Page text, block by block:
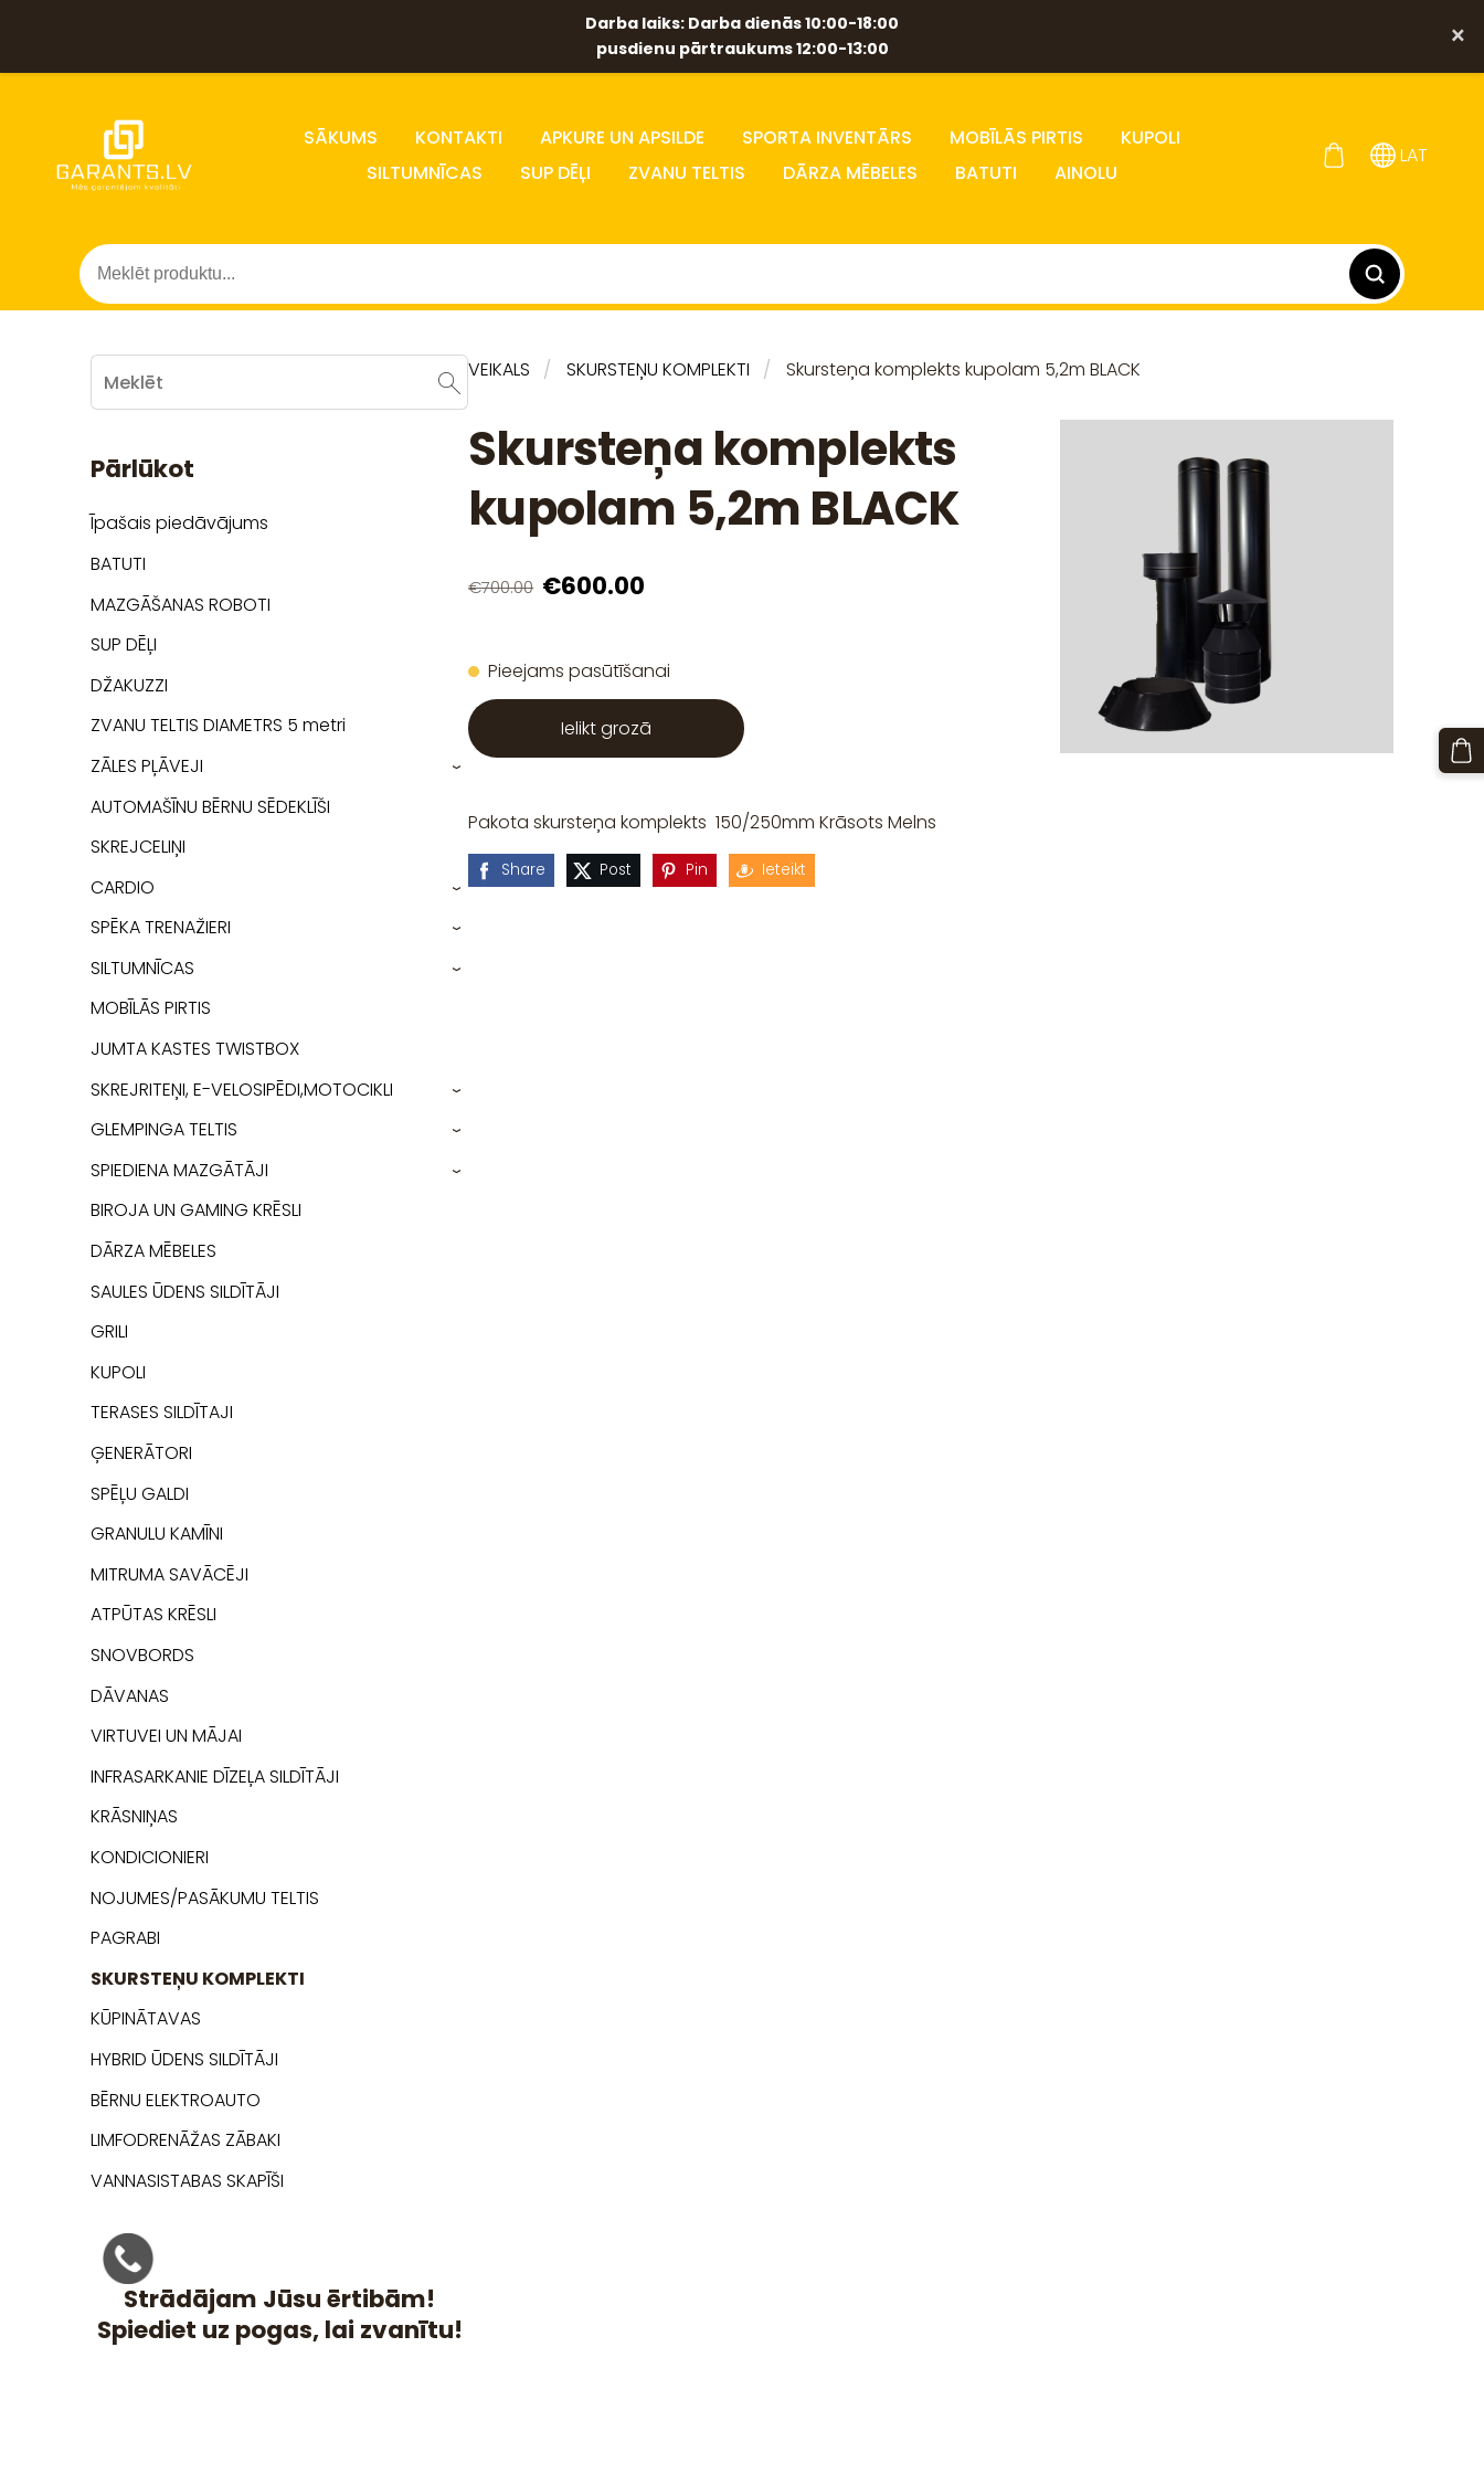
Darba laiks: Darba dienās 10:00-18:00
pusdienu pārtraukums 12:00-13:00
×
SĀKUMS KONTAKTI APKURE UN APSILDE SPORTA INVENTĀRS MOBĪLĀS PIRTIS
KUPOLI
SILTUMNĪCAS
SUP DĒĻI ZVANU TELTIS DĀRZA MĒBELES BATUTI AINOLU
LAT
Pārlūkot
Īpašais piedāvājums
BATUTI
MAZGĀŠANAS ROBOTI
SUP DĒĻI
DŽAKUZZI
ZVANU TELTIS DIAMETRS 5 metri
ZĀLES PĻĀVEJI
›
AUTOMAŠĪNU BĒRNU SĒDEKLĪŠI
SKREJCELIŅI
CARDIO
›
SPĒKA TRENAŽIERI ›
SILTUMNĪCAS ›
MOBĪLĀS PIRTIS
JUMTA KASTES TWISTBOX
SKREJRITEŅI, E-VELOSIPĒDI,MOTOCIKLI
›
GLEMPINGA TELTIS ›
SPIEDIENA MAZGĀTĀJI ›
BIROJA UN GAMING KRĒSLI
DĀRZA MĒBELES
SAULES ŪDENS SILDĪTĀJI
GRILI
KUPOLI
TERASES SILDĪTAJI
ĢENERĀTORI
SPĒĻU GALDI
GRANULU KAMĪNI
MITRUMA SAVĀCĒJI
ATPŪTAS KRĒSLI
SNOVBORDS
DĀVANAS
VIRTUVEI UN MĀJAI
INFRASARKANIE DĪZEĻA SILDĪTĀJI
KRĀSNIŅAS
KONDICIONIERI
NOJUMES/PASĀKUMU TELTIS
PAGRABI
SKURSTEŅU KOMPLEKTI
KŪPINĀTAVAS
HYBRID ŪDENS SILDĪTĀJI
BĒRNU ELEKTROAUTO
LIMFODRENĀŽAS ZĀBAKI
VANNASISTABAS SKAPĪŠI
Strādājam Jūsu ērtibām!
Spiediet uz pogas, lai zvanītu!
VEIKALS SKURSTEŅU KOMPLEKTI Skursteņa komplekts kupolam 5,2m BLACK
Skursteņa komplekts
kupolam 5,2m BLACK
€700.00 €600.00
Pieejams pasūtīšanai
Ielikt grozā
Pakota skursteņa komplekts 150/250mm Krāsots Melns
Share Post Pin Ieteikt